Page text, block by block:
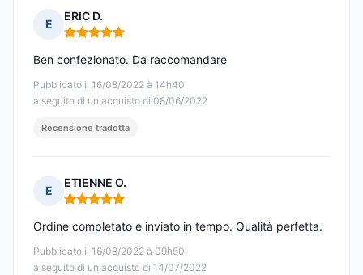
E
ERIC D.
Nota: 5 su 5
Pubblicato il 16/08/2022 à 14h40
a seguito di un acquisto di 08/06/2022
Ben confezionato. Da raccomandare
Recensione tradotta
E
ETIENNE O.
Nota: 5 su 5
Pubblicato il 16/08/2022 à 09h50
a seguito di un acquisto di 14/07/2022
Ordine completato e inviato in tempo. Qualità perfetta.